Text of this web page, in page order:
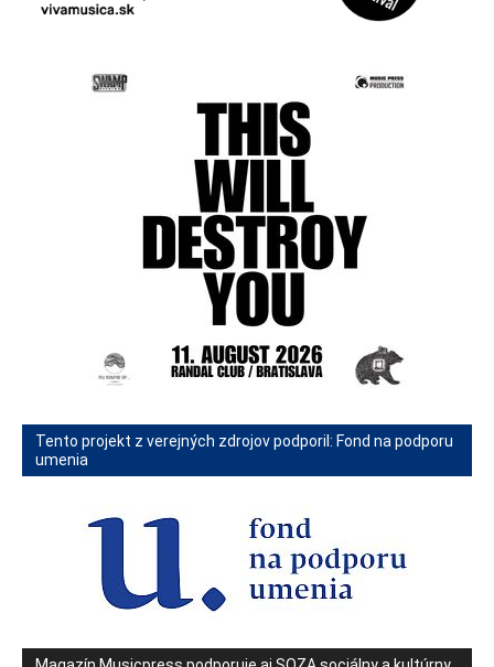
Tento projekt z verejných zdrojov podporil: Fond na podporu
umenia